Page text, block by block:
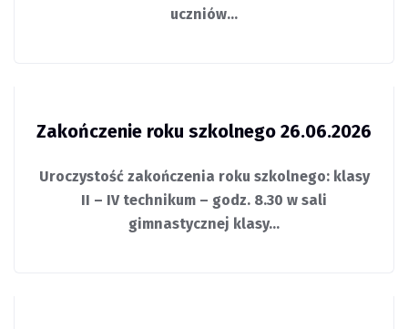
uczniów…
Zakończenie roku szkolnego 26.06.2026
Uroczystość zakończenia roku szkolnego: klasy
II – IV technikum – godz. 8.30 w sali
gimnastycznej klasy…